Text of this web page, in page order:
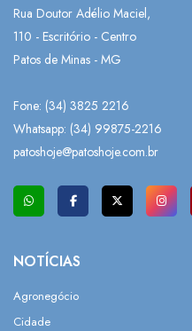
Rua Doutor Adélio Maciel,
110 - Escritório - Centro
Patos de Minas - MG
Fone: (34) 3825 2216
Whatsapp: (34) 99875-2216
patoshoje@patoshoje.com.br
NOTÍCIAS
Agronegócio
Cidade